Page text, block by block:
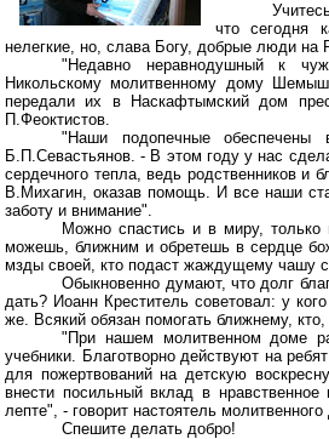
что сегодня
нелегкие, но, слава Богу, добрые люди на
"Недавно неравнодушный к
Никольскому молитвенному дому
передали их в
Наскафтымский дом
П.Феоктистов.
"Наши подопечные обеспечены
Б.П.Севастьянов. - В этом году у нас
сердечного тепла, ведь родственников и
В.Михагин, оказав помощь. И все наши
заботу и внимание".
Можно спастись и в миру,
можешь, ближним и обретешь в сердце
мзды своей, кто подаст жаждущему чашу
Обыкновенно думают, что долг
дать? Иоанн Креститель советовал: у
же. Всякий обязан помогать ближнему,
"При нашем молитвенном доме
учебники. Благотворно действуют на
для пожертвований на детскую
внести посильный вклад в
лепте", - говорит настоятель
Спешите делать добро!